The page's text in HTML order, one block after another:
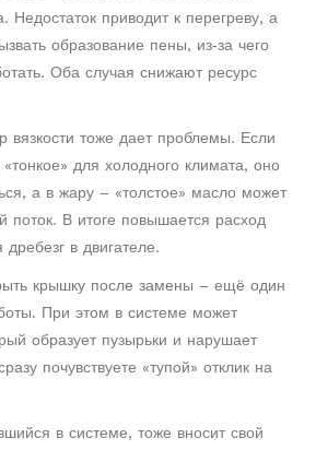
приводит к перегреву, а
образование пены, из‑за чего
Оба случая снижают ресурс
вязкости тоже дает проблемы. Если
для холодного климата, оно
а в жару – «толстое» масло может
поток. В итоге повышается расход
в двигателе.
крышку после замены – ещё один
При этом в системе может
образует пузырьки и нарушает
почувствуете «тупой» отклик на
в системе, тоже вносит свой